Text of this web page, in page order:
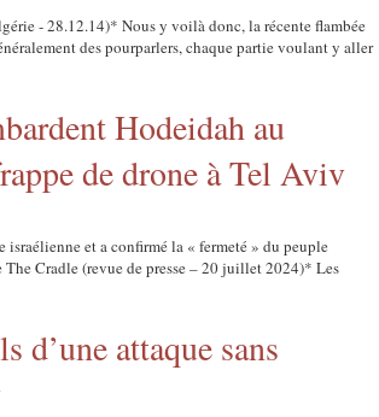
- 28.12.14)* Nous y voilà donc, la récente flambée
des pourparlers, chaque partie voulant y aller
Hodeidah au
de drone à Tel Aviv
israélienne et a confirmé la « fermeté » du peuple
The Cradle (revue de presse – 20 juillet 2024)* Les
d’une attaque sans